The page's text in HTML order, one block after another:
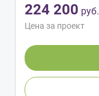
224 200 руб.
Цена за проект